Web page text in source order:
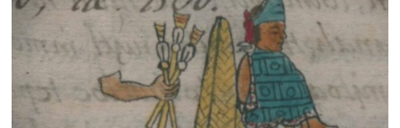
k
p
investigación